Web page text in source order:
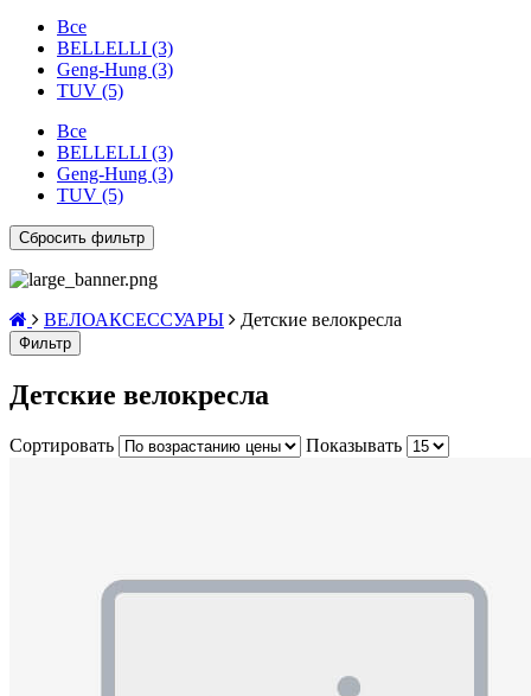
Все
BELLELLI (3)
Geng-Hung (3)
TUV (5)
Все
BELLELLI (3)
Geng-Hung (3)
TUV (5)
ВЕЛОАКСЕССУАРЫ Детские велокресла
Фильтр
Детские велокресла
Сортировать Показывать